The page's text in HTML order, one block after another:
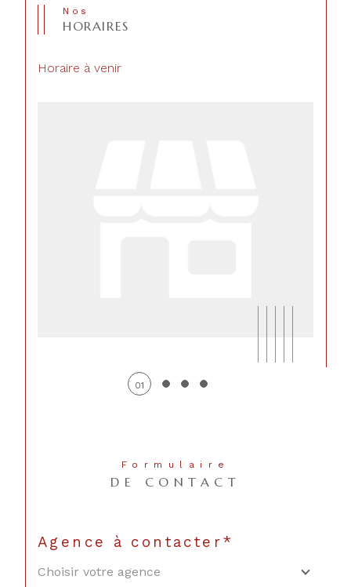
Nos
HORAIRES
Horaire à venir
01
Formulaire
DE CONTACT
Agence à contacter*
Choisir votre agence